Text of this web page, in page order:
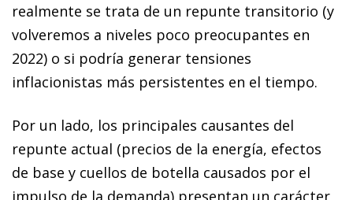
realmente se trata de un repunte transitorio (y
volveremos a niveles poco preocupantes en
2022) o si podría generar tensiones
inflacionistas más persistentes en el tiempo.
Por un lado, los principales causantes del
repunte actual (precios de la energía, efectos
de base y cuellos de botella causados por el
impulso de la demanda) presentan un carácter